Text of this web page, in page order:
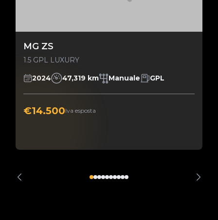
MG ZS
1.5 GPL LUXURY
2024 47,319 km Manuale GPL
€14.500Iva esposta